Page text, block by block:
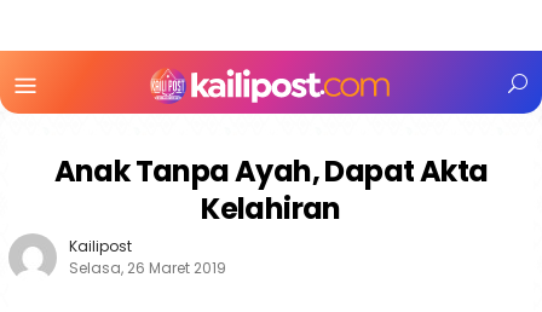
Mobile
Anak Tanpa Ayah, Dapat Akta
Kelahiran
Kailipost
Selasa, 26 Maret 2019